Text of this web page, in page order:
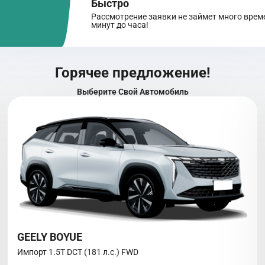
Быстро
Рассмотрение заявки не займет много
минут до часа!
Горячее предложение!
Выберите Свой Автомобиль
GEELY BOYUE
Импорт 1.5T DCT (181 л.с.) FWD